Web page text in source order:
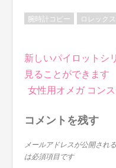
腕時計コピー ロレック
投
稿
ナ
ゲ
シ
ョ
新しいパイロットシ
見ることができます
女性用オメガ コン
コメントを残す
メールアドレスが公開され
は必須項目です